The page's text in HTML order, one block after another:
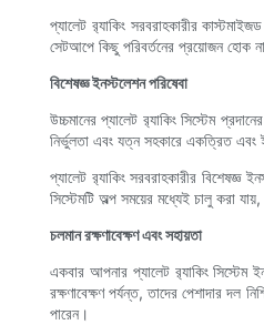
প্যালেট র‍্যাকিং সরবরাহকারীর
সেটআপে কিছু পরিবর্তনের প্রয়োজন হোক
বিশেষজ্ঞ ইনস্টলেশন পরিষেবা
উচ্চমানের প্যালেট র‍্যাকিং সিস্টেম
নির্ভুলতা এবং যত্ন সহকারে একত্রিত এবং
প্যালেট র‍্যাকিং সরবরাহকারীর
সিস্টেমটি অল্প সময়ের মধ্যেই চালু করা
চলমান রক্ষণাবেক্ষণ এবং সহায়তা
একবার আপনার প্যালেট র‍্যাকিং সিস্টেম
রক্ষণাবেক্ষণ পর্যন্ত, তাদের পেশাদার দল
পারেন।